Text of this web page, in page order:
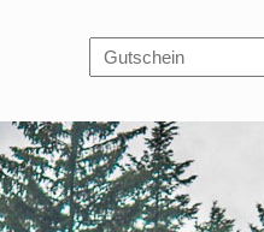
Navigation